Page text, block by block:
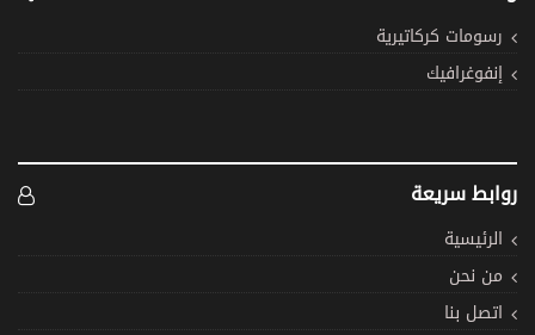
رسومات كركاتيرية
إنفوغرافيك
روابط سريعة
الرئيسية
من نحن
اتصل بنا